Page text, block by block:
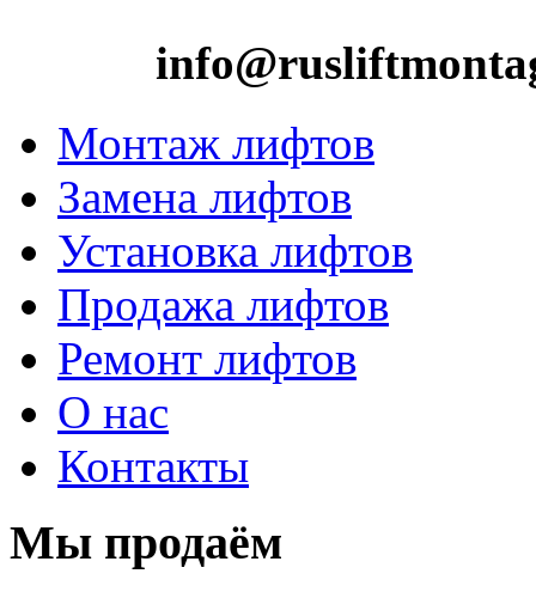
Монтаж лифтов
Замена лифтов
Установка лифтов
Продажа лифтов
Ремонт лифтов
О нас
Контакты
Мы продаём